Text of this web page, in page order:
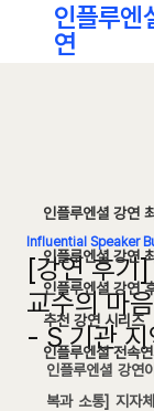
인플루엔
연
인플루엔셜 강연
인플루엔셜 강연
추천 강연 시리즈
인플루엔셜 전속
인플루엔셜 강연
[강연 후기
교수의 마
- S 기관
Influential Speaker
인플루엔셜 강연
복과 소통] 지자